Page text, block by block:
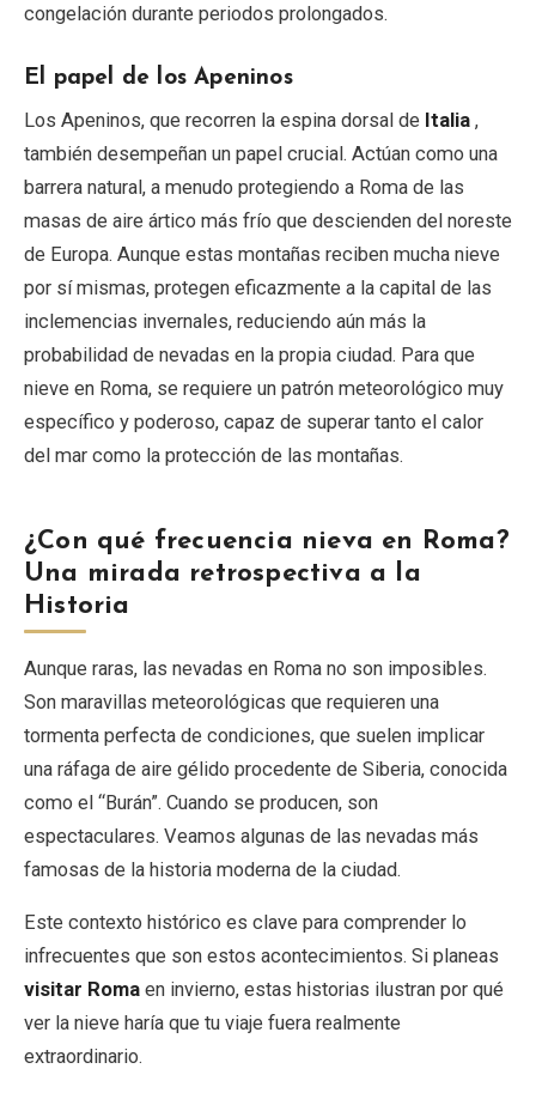
congelación durante periodos prolongados.
El papel de los Apeninos
Los Apeninos, que recorren la espina dorsal de Italia ,
también desempeñan un papel crucial. Actúan como una
barrera natural, a menudo protegiendo a Roma de las
masas de aire ártico más frío que descienden del noreste
de Europa. Aunque estas montañas reciben mucha nieve
por sí mismas, protegen eficazmente a la capital de las
inclemencias invernales, reduciendo aún más la
probabilidad de nevadas en la propia ciudad. Para que
nieve en Roma, se requiere un patrón meteorológico muy
específico y poderoso, capaz de superar tanto el calor
del mar como la protección de las montañas.
¿Con qué frecuencia nieva en Roma?
Una mirada retrospectiva a la
Historia
Aunque raras, las nevadas en Roma no son imposibles.
Son maravillas meteorológicas que requieren una
tormenta perfecta de condiciones, que suelen implicar
una ráfaga de aire gélido procedente de Siberia, conocida
como el “Burán”. Cuando se producen, son
espectaculares. Veamos algunas de las nevadas más
famosas de la historia moderna de la ciudad.
Este contexto histórico es clave para comprender lo
infrecuentes que son estos acontecimientos. Si planeas
visitar Roma en invierno, estas historias ilustran por qué
ver la nieve haría que tu viaje fuera realmente
extraordinario.